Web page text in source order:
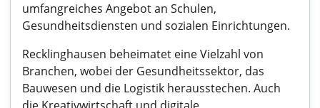
umfangreiches Angebot an Schulen,
Gesundheitsdiensten und sozialen Einrichtungen.
Recklinghausen beheimatet eine Vielzahl von
Branchen, wobei der Gesundheitssektor, das
Bauwesen und die Logistik herausstechen. Auch